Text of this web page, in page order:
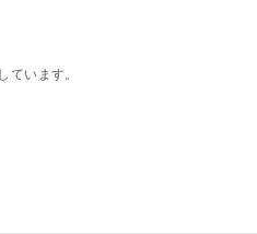
ています。